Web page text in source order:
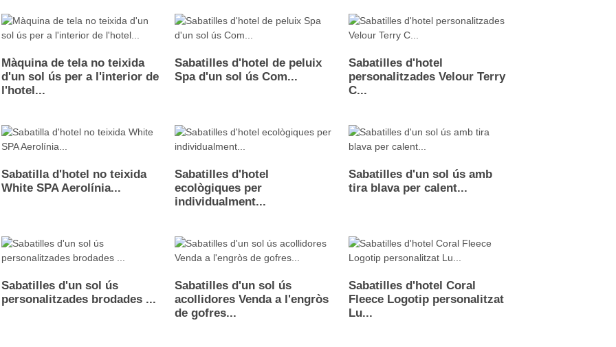
Màquina de tela no teixida
d'un sol ús per a l'interior de
l'hotel...
Sabatilles d'hotel de peluix
Spa d'un sol ús Com...
Sabatilles d'hotel
personalitzades Velour Terry
C...
Sabatilla d'hotel no teixida
White SPA Aerolínia...
Sabatilles d'hotel
ecològiques per
individualment...
Sabatilles d'un sol ús amb
tira blava per calent...
Sabatilles d'un sol ús
personalitzades brodades ...
Sabatilles d'un sol ús
acollidores Venda a l'engròs
de gofres...
Sabatilles d'hotel Coral
Fleece Logotip personalitzat
Lu...